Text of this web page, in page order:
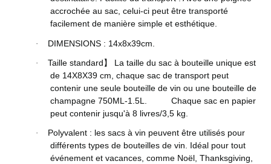
accrochée au sac, celui-ci peut être transporté
facilement de manière simple et esthétique.
· DIMENSIONS : 14x8x39cm.
· Taille standard 】
La taille du sac à bouteille unique est
de 14X8X39 cm, chaque sac de transport peut
contenir une seule bouteille de vin ou une bouteille de
champagne 750ML-1.5L. Chaque sac en papier
peut contenir jusqu'à 8 livres/3,5 kg.
·
Polyvalent : les sacs à vin peuvent être utilisés pour
différents types de bouteilles de vin. Idéal pour tout
événement et vacances, comme Noël, Thanksgiving,